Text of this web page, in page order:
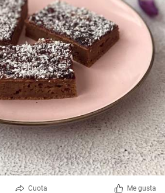
Cuota Me gusta